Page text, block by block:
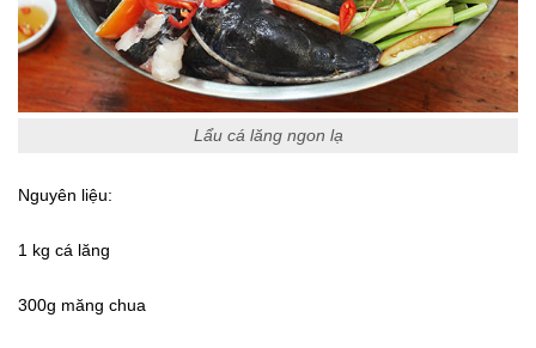
Lẩu cá lăng ngon lạ
Nguyên liệu:
1 kg cá lăng
300g măng chua